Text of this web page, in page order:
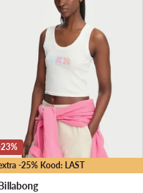
-25% Kood: LAST